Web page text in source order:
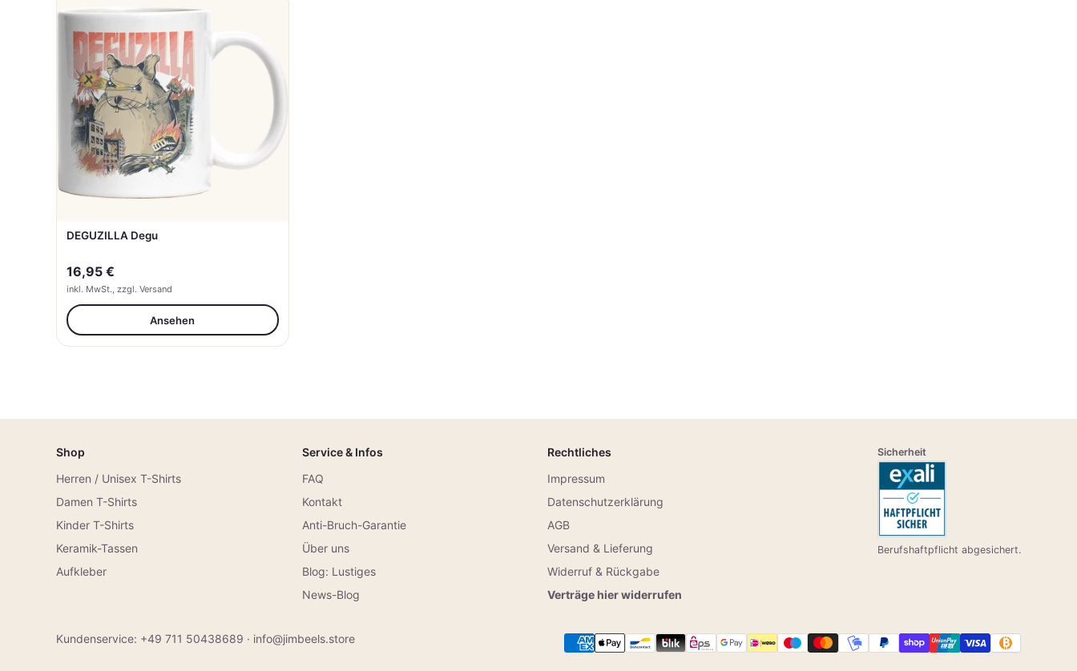
DEGUZILLA Degu
16,95 €
inkl. MwSt., zzgl. Versand
Ansehen
Shop
Herren / Unisex T-Shirts
Damen T-Shirts
Kinder T-Shirts
Keramik-Tassen
Aufkleber
Service & Infos
FAQ
Kontakt
Anti-Bruch-Garantie
Über uns
Blog: Lustiges
News-Blog
Rechtliches
Impressum
Datenschutzerklärung
AGB
Versand & Lieferung
Widerruf & Rückgabe
Verträge hier widerrufen
Sicherheit
Berufshaftpflicht abgesichert.
Kundenservice: +49 711 50438689 · info@jimbeels.store